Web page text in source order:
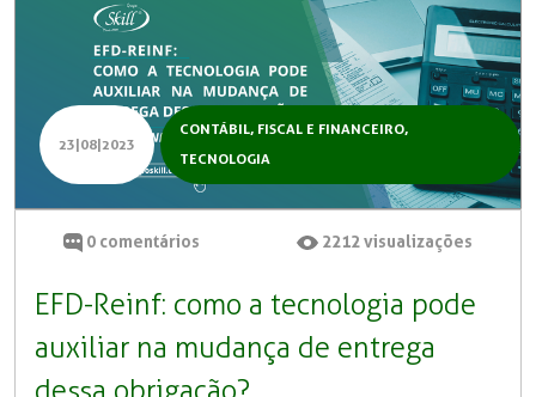
23|08|2023
CONTÁBIL, FISCAL E FINANCEIRO,
TECNOLOGIA
0 comentários 2212 visualizações
EFD-Reinf: como a tecnologia pode
auxiliar na mudança de entrega